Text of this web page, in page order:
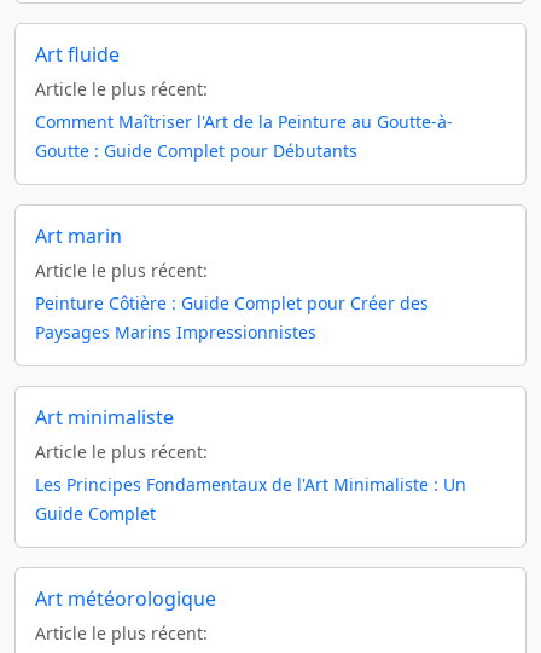
Art fluide
Article le plus récent:
Comment Maîtriser l'Art de la Peinture au Goutte-à-
Goutte : Guide Complet pour Débutants
Art marin
Article le plus récent:
Peinture Côtière : Guide Complet pour Créer des
Paysages Marins Impressionnistes
Art minimaliste
Article le plus récent:
Les Principes Fondamentaux de l'Art Minimaliste : Un
Guide Complet
Art météorologique
Article le plus récent: